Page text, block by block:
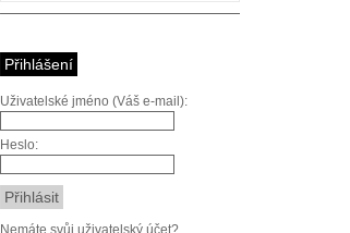
Přihlášení
Uživatelské jméno (Váš e-mail):
Heslo:
Nemáte svůj uživatelský účet?